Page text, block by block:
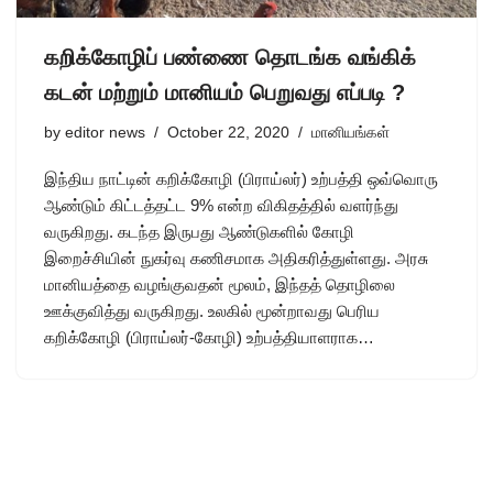
கறிக்கோழிப் பண்ணை தொடங்க வங்கிக்
கடன் மற்றும் மானியம் பெறுவது எப்படி ?
by editor news October 22, 2020 மானியங்கள்
இந்திய நாட்டின் கறிக்கோழி (பிராய்லர்) உற்பத்தி ஒவ்வொரு
ஆண்டும் கிட்டத்தட்ட 9% என்ற விகிதத்தில் வளர்ந்து
வருகிறது. கடந்த இருபது ஆண்டுகளில் கோழி
இறைச்சியின் நுகர்வு கணிசமாக அதிகரித்துள்ளது. அரசு
மானியத்தை வழங்குவதன் மூலம், இந்தத் தொழிலை
ஊக்குவித்து வருகிறது. உலகில் மூன்றாவது பெரிய
கறிக்கோழி (பிராய்லர்-கோழி) உற்பத்தியாளராக…